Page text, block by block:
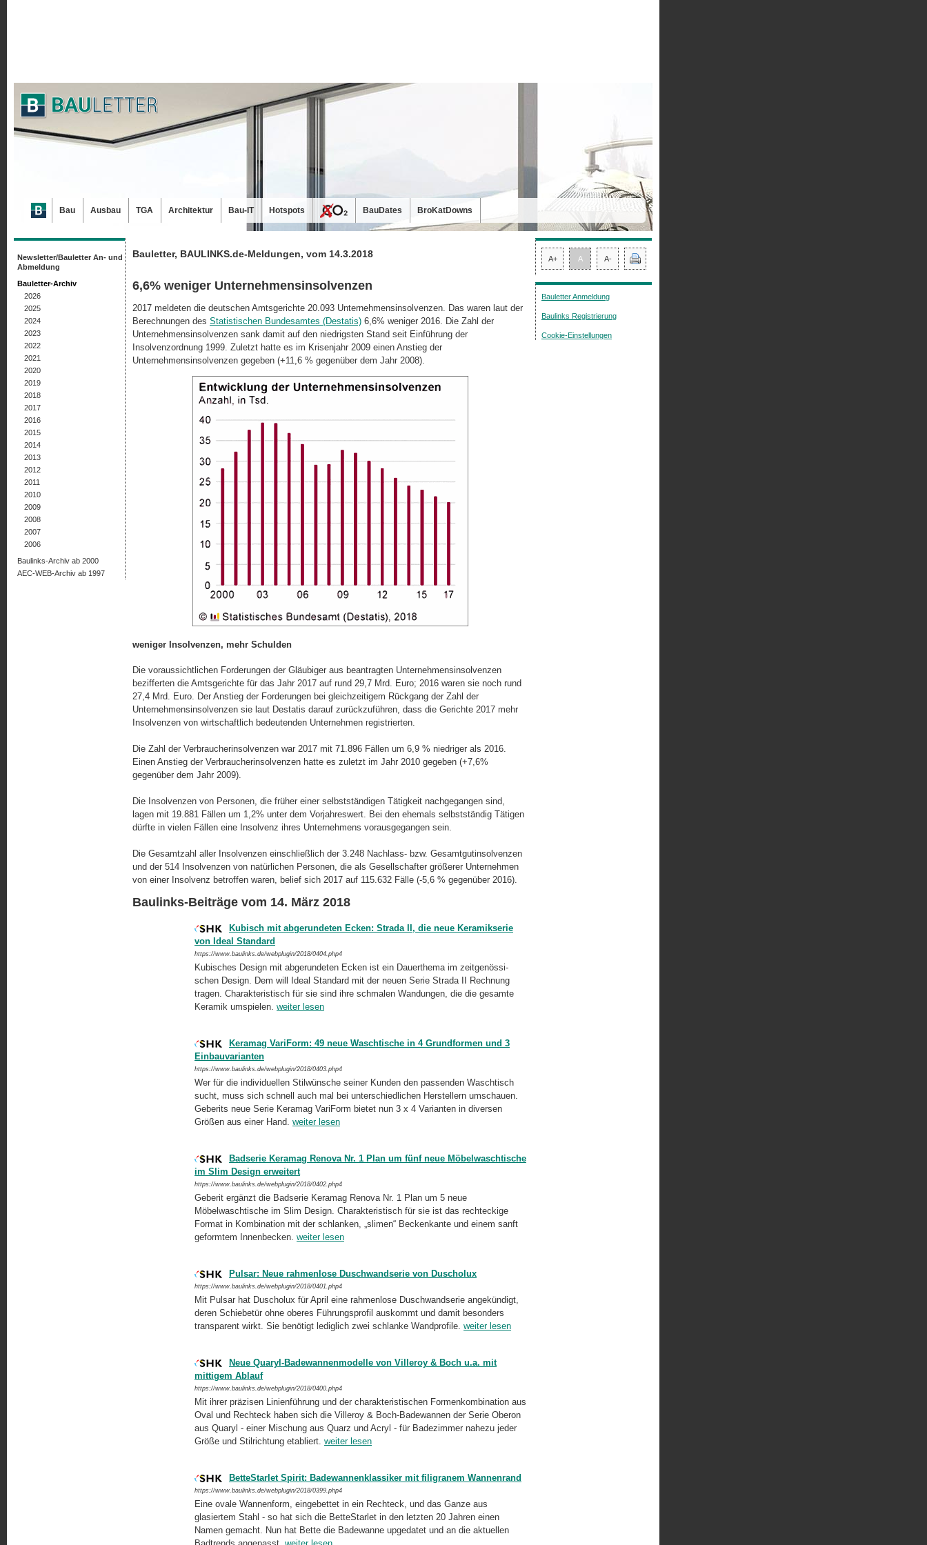
Bauletter, BAULINKS.de-Meldungen, vom 14.3.2018
6,6% weniger Unternehmensinsolvenzen
2017 meldeten die deutschen Amtsgerichte 20.093 Unter­nehmensinsolvenzen. Das waren laut der
Berechnungen des Statistischen Bundesamtes (Destatis) 6,6% weniger 2016. Die Zahl der
Unternehmensinsolvenzen sank damit auf den niedrigsten Stand seit Einführung der
Insolvenzordnung 1999. Zuletzt hatte es im Krisenjahr 2009 einen Anstieg der
Unternehmensinsolvenzen gegeben (+11,6 % gegenüber dem Jahr 2008).
weniger Insolvenzen, mehr Schulden
Die voraussichtlichen Forderungen der Gläubiger aus beantragten Unternehmens­insolvenzen
bezifferten die Amtsgerichte für das Jahr 2017 auf rund 29,7 Mrd. Euro; 2016 waren sie noch rund
27,4 Mrd. Euro. Der Anstieg der Forderungen bei gleich­zei­ti­gem Rückgang der Zahl der
Unternehmensinsolvenzen sie laut Destatis darauf zu­rück­zu­füh­ren, dass die Gerichte 2017 mehr
Insolvenzen von wirtschaftlich bedeutenden Unternehmen registrierten.
Die Zahl der Verbraucherinsolvenzen war 2017 mit 71.896 Fällen um 6,9 % niedriger als 2016.
Einen Anstieg der Verbraucherinsolvenzen hatte es zuletzt im Jahr 2010 gegeben (+7,6%
gegenüber dem Jahr 2009).
Die Insolvenzen von Personen, die früher einer selbstständigen Tätigkeit nach­ge­gan­gen sind,
lagen mit 19.881 Fällen um 1,2% unter dem Vorjahreswert. Bei den ehemals selbstständig Tätigen
dürfte in vielen Fällen eine Insolvenz ihres Unternehmens vor­aus­ge­gan­gen sein.
Die Gesamtzahl aller Insolvenzen einschließlich der 3.248 Nachlass- bzw. Ge­samt­gut­in­sol­ven­zen
und der 514 Insolvenzen von natürlichen Personen, die als Ge­sell­schaf­ter größerer Unternehmen
von einer Insolvenz betroffen waren, belief sich 2017 auf 115.632 Fälle (-5,6 % gegenüber 2016).
Baulinks-Beiträge vom 14. März 2018
Kubisch mit abgerundeten Ecken: Strada II, die neue Keramikserie
von Ideal Standard
https://www.baulinks.de/webplugin/2018/0404.php4
Kubisches Design mit abgerundeten Ecken ist ein Dauerthema im zeit­ge­nös­si­
schen Design. Dem will Ideal Standard mit der neuen Serie Strada II Rechnung
tragen. Charakteristisch für sie sind ihre schmalen Wandungen, die die gesamte
Keramik umspielen. weiter lesen
Keramag VariForm: 49 neue Waschtische in 4 Grundformen und 3
Einbauvarianten
https://www.baulinks.de/webplugin/2018/0403.php4
Wer für die individuellen Stilwünsche seiner Kunden den passenden Wasch­tisch
sucht, muss sich schnell auch mal bei unterschiedlichen Herstellern umschauen.
Geberits neue Serie Keramag VariForm bietet nun 3 x 4 Vari­an­ten in diversen
Größen aus einer Hand. weiter lesen
Badserie Keramag Renova Nr. 1 Plan um fünf neue Möbelwaschtische
im Slim Design erweitert
https://www.baulinks.de/webplugin/2018/0402.php4
Geberit ergänzt die Badserie Keramag Renova Nr. 1 Plan um 5 neue
Möbelwaschtische im Slim Design. Charakteristisch für sie ist das recht­ecki­ge
Format in Kombination mit der schlanken, „slimen“ Beckenkante und einem sanft
geformtem Innenbecken. weiter lesen
Pulsar: Neue rahmenlose Duschwandserie von Duscholux
https://www.baulinks.de/webplugin/2018/0401.php4
Mit Pulsar hat Duscholux für April eine rahmenlose Duschwandserie ange­kündigt,
deren Schiebetür ohne oberes Führungsprofil auskommt und da­mit besonders
transparent wirkt. Sie benötigt lediglich zwei schlanke Wand­profile. weiter lesen
Neue Quaryl-Badewannenmodelle von Villeroy & Boch u.a. mit
mittigem Ablauf
https://www.baulinks.de/webplugin/2018/0400.php4
Mit ihrer präzisen Linienführung und der charakteristischen For­men­kom­bi­na­tion aus
Oval und Rechteck haben sich die Villeroy & Boch-Ba­de­wan­nen der Serie Oberon
aus Quaryl - einer Mischung aus Quarz und Acryl - für Badezimmer nahezu jeder
Größe und Stilrichtung etabliert. weiter lesen
BetteStarlet Spirit: Badewannenklassiker mit filigranem Wannenrand
https://www.baulinks.de/webplugin/2018/0399.php4
Eine ovale Wannenform, eingebettet in ein Rechteck, und das Ganze aus
glasiertem Stahl - so hat sich die BetteStarlet in den letzten 20 Jahren einen
Namen gemacht. Nun hat Bette die Badewanne upgedatet und an die aktuellen
Newsletter/Bauletter An- und
Abmeldung
Bauletter-Archiv
2026
2025
2024
2023
2022
2021
2020
2019
2018
2017
2016
2015
2014
2013
2012
2011
2010
2009
2008
2007
2006
Baulinks-Archiv ab 2000
AEC-WEB-Archiv ab 1997
A+ A A-
Bauletter Anmeldung
Baulinks Registrierung
Cookie-Einstellungen
Bau Ausbau TGA Architektur Bau-IT Hotspots BauDates BroKatDowns